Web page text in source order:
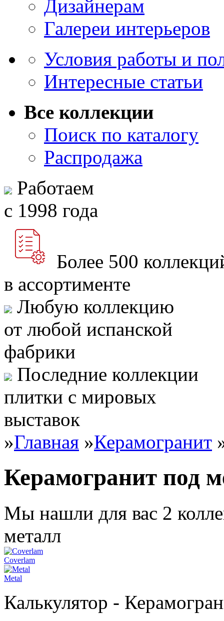
Дизайнерам
Галереи интерьеров
Условия работы и
Интересные статьи
Все коллекции
Поиск по каталогу
Распродажа
Работаем
с 1998 года
Более 500
в ассортименте
Любую коллекцию
от любой испанской
фабрики
Последние коллекции
плитки с мировых
выставок
»Главная »Керамогранит
Керамогранит под
Мы нашли для вас 2
металл
Coverlam
Metal
Калькулятор -